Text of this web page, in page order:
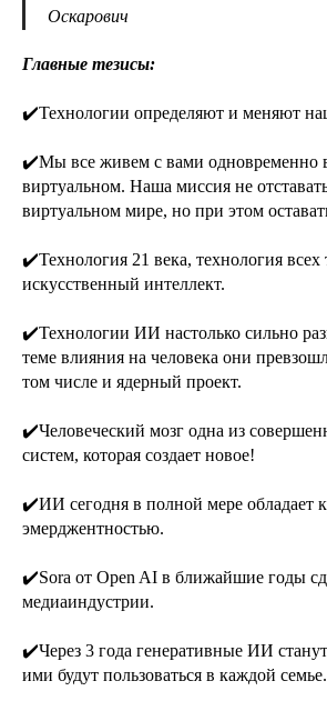
Оскарович
Главные тезисы:
✔️Технологии определяют и меняют
✔️Мы все живем с вами одновременно
виртуальном. Наша миссия не
виртуальном мире, но при этом
✔️Технология 21 века, технология
искусственный интеллект.
✔️Технологии ИИ настолько сильно
теме влияния на человека они
том числе и ядерный проект.
✔️Человеческий мозг одна из
систем, которая создает новое!
✔️ИИ сегодня в полной мере обладает
эмерджентностью.
✔️Sora от Open AI в ближайшие годы
медиаиндустрии.
✔️Через 3 года генеративные ИИ
ими будут пользоваться в каждой семье.